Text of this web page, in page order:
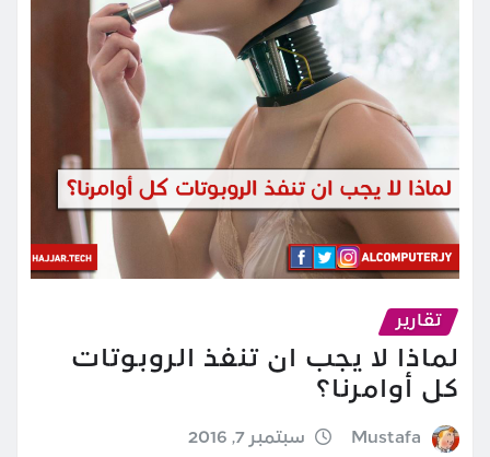
تقارير
لماذا لا يجب ان تنفذ الروبوتات
كل أوامرنا؟
Mustafa سبتمبر 7, 2016